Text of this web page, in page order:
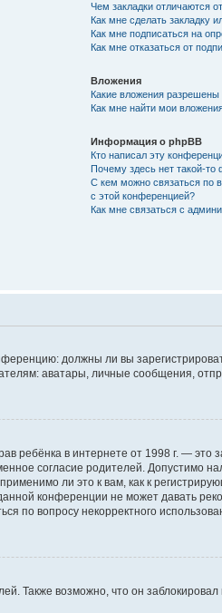
Чем закладки отличаются
Как мне сделать закладку
Как мне подписаться на
Как мне отказаться от
Вложения
Какие вложения
Как мне найти мои
Информация о phpBB
Кто написал эту
Почему здесь нет такой-то
С кем можно связаться по
с этой конференцией?
Как мне связаться с
должны ли вы
аватары, личные сообщения,
ребёнка в интернете от 1998 г. —
согласие родителей. Допустимо
ли это к вам, как к
конференции не может давать
по вопросу некорректного
Также возможно, что он